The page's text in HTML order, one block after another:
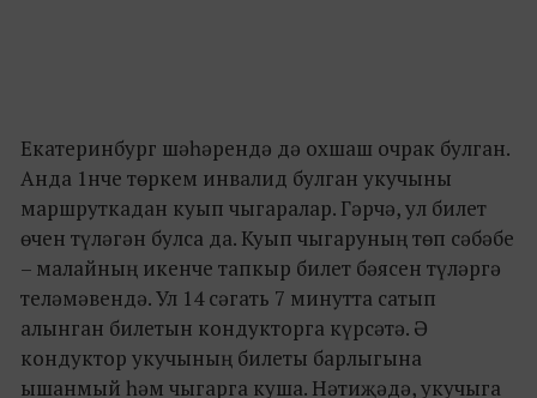
Екатеринбург шәһәрендә дә охшаш очрак булган.
Анда 1нче төркем инвалид булган укучыны
маршруткадан куып чыгаралар. Гәрчә, ул билет
өчен түләгән булса да. Куып чыгаруның төп сәбәбе
– малайның икенче тапкыр билет бәясен түләргә
теләмәвендә. Ул 14 сәгать 7 минутта сатып
алынган билетын кондукторга күрсәтә. Ә
кондуктор укучының билеты барлыгына
ышанмый һәм чыгарга куша. Нәтиҗәдә, укучыга